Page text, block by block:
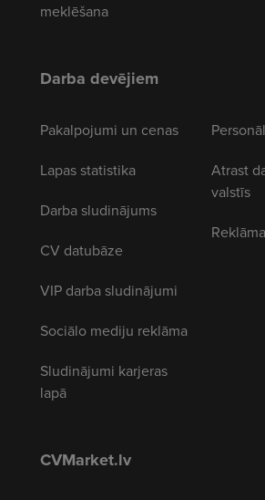
meklēšana
Darba devējiem
Pakalpojumi un cenas
Lapas statistika
Darba sludinājums
CV datubāze
VIP darba sludinājumi
Sociālo mediju reklāma
Sludinājumi karjeras
lapā
Atrast
valstīs
CVMarket.lv